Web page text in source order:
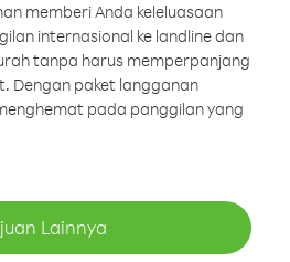
memberi Anda keleluasaan
internasional ke landline dan
tanpa harus memperpanjang
Dengan paket langganan
pada panggilan yang
Lainnya